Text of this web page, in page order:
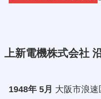
上新電機株式会社
1948年 5月 大阪市浪